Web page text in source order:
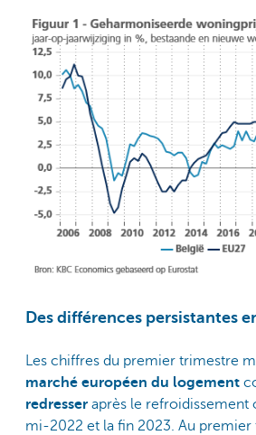
Des différences persistantes
Les chiffres du premier trimestre
marché européen du logement
redresser après le refroidissement
mi-2022 et la fin 2023. Au premier